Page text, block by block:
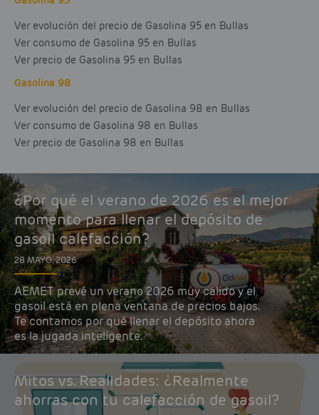
Ver evolución del precio de Gasolina 95 en Bullas
Ver consumo de Gasolina 95 en Bullas
Ver precio de Gasolina 95 en Bullas
Gasolina 98
Ver evolución del precio de Gasolina 98 en Bullas
Ver consumo de Gasolina 98 en Bullas
Ver precio de Gasolina 98 en Bullas
¿Por qué el verano de 2026 es el mejor
momento para llenar el depósito de
gasoil calefacción?
28 MAYO, 2026
AEMET prevé un verano 2026 muy cálido y el
gasoil está en plena ventana de precios bajos.
Te contamos por qué llenar el depósito ahora
es la jugada inteligente.
Mitos vs. Realidades: ¿Realmente
ahorras con tu calefacción de gasoil?